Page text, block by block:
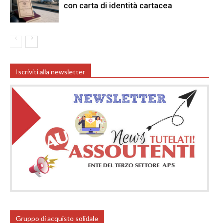
con carta di identità cartacea
Iscriviti alla newsletter
Gruppo di acquisto solidale